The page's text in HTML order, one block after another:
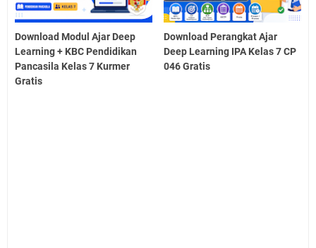
Download Modul Ajar Deep
Learning + KBC Pendidikan
Pancasila Kelas 7 Kurmer
Gratis
Download Perangkat Ajar
Deep Learning IPA Kelas 7 CP
046 Gratis